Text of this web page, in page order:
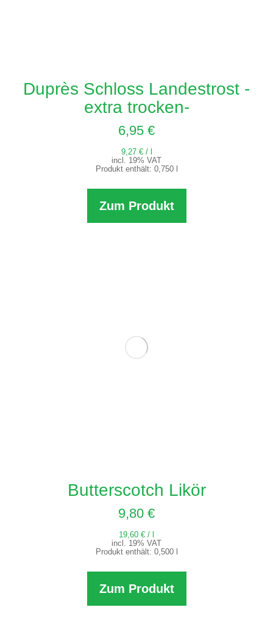
Duprès Schloss Landestrost -
extra trocken-
6,95 €
9,27 €/
incl. 19% VAT
Produkt enthält: 0,750
Zum Produkt
Butterscotch Likör
9,80 €
19,60 € /
incl. 19% VAT
Produkt enthält: 0,500
Zum Produkt